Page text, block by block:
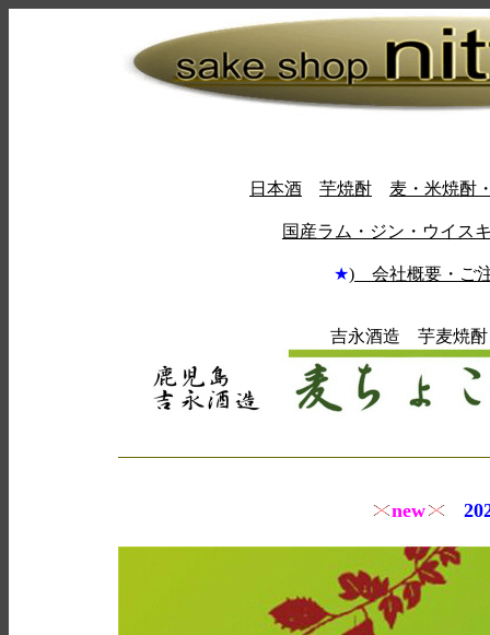
日本酒 芋焼酎 麦・米焼酎
国産ラム・ジン・ウイス
★) 会社概要・ご
吉永酒造 芋麦焼
new